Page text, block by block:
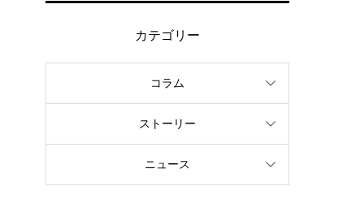
カテゴリー
コラム
ストーリー
ニュース